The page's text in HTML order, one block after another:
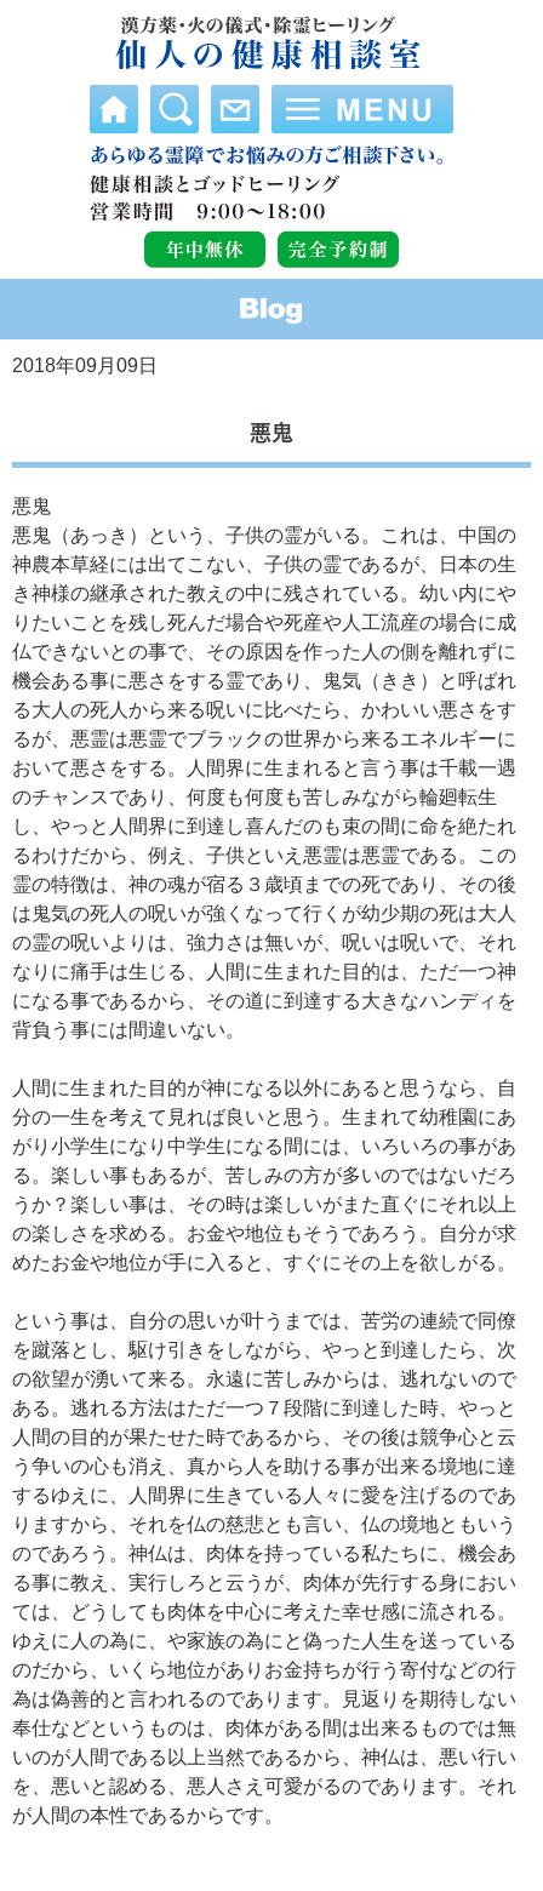
2018年09月09日
悪鬼
悪鬼
悪鬼（あっき）という、子供の霊がいる。これは、中国の
神農本草経には出てこない、子供の霊であるが、日本の生
き神様の継承された教えの中に残されている。幼い内にや
りたいことを残し死んだ場合や死産や人工流産の場合に成
仏できないとの事で、その原因を作った人の側を離れずに
機会ある事に悪さをする霊であり、鬼気（きき）と呼ばれ
る大人の死人から来る呪いに比べたら、かわいい悪さをす
るが、悪霊は悪霊でブラックの世界から来るエネルギーに
おいて悪さをする。人間界に生まれると言う事は千載一遇
のチャンスであり、何度も何度も苦しみながら輪廻転生
し、やっと人間界に到達し喜んだのも束の間に命を絶たれ
るわけだから、例え、子供といえ悪霊は悪霊である。この
霊の特徴は、神の魂が宿る３歳頃までの死であり、その後
は鬼気の死人の呪いが強くなって行くが幼少期の死は大人
の霊の呪いよりは、強力さは無いが、呪いは呪いで、それ
なりに痛手は生じる、人間に生まれた目的は、ただ一つ神
になる事であるから、その道に到達する大きなハンディを
背負う事には間違いない。
人間に生まれた目的が神になる以外にあると思うなら、自
分の一生を考えて見れば良いと思う。生まれて幼稚園にあ
がり小学生になり中学生になる間には、いろいろの事があ
る。楽しい事もあるが、苦しみの方が多いのではないだろ
うか？楽しい事は、その時は楽しいがまた直ぐにそれ以上
の楽しさを求める。お金や地位もそうであろう。自分が求
めたお金や地位が手に入ると、すぐにその上を欲しがる。
という事は、自分の思いが叶うまでは、苦労の連続で同僚
を蹴落とし、駆け引きをしながら、やっと到達したら、次
の欲望が湧いて来る。永遠に苦しみからは、逃れないので
ある。逃れる方法はただ一つ７段階に到達した時、やっと
人間の目的が果たせた時であるから、その後は競争心と云
う争いの心も消え、真から人を助ける事が出来る境地に達
するゆえに、人間界に生きている人々に愛を注げるのであ
りますから、それを仏の慈悲とも言い、仏の境地ともいう
のであろう。神仏は、肉体を持っている私たちに、機会あ
る事に教え、実行しろと云うが、肉体が先行する身におい
ては、どうしても肉体を中心に考えた幸せ感に流される。
ゆえに人の為に、や家族の為にと偽った人生を送っている
のだから、いくら地位がありお金持ちが行う寄付などの行
為は偽善的と言われるのであります。見返りを期待しない
奉仕などというものは、肉体がある間は出来るものでは無
いのが人間である以上当然であるから、神仏は、悪い行い
を、悪いと認める、悪人さえ可愛がるのであります。それ
が人間の本性であるからです。